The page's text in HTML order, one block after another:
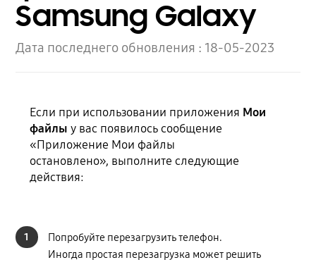
Samsung Galaxy
Дата последнего обновления : 18-05-2023
Если при использовании приложения Мои
файлы у вас появилось сообщение
«Приложение Мои файлы
остановлено», выполните следующие
действия:
1
Попробуйте перезагрузить телефон.
Иногда простая перезагрузка может решить